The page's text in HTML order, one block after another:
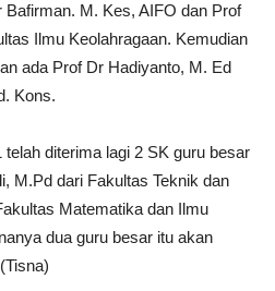
M. Kes, AIFO dan Prof
Ilmu Keolahragaan. Kemudian
ada Prof Dr Hadiyanto, M. Ed
Kons.
diterima lagi 2 SK guru besar
M.Pd dari Fakultas Teknik dan
Matematika dan Ilmu
dua guru besar itu akan